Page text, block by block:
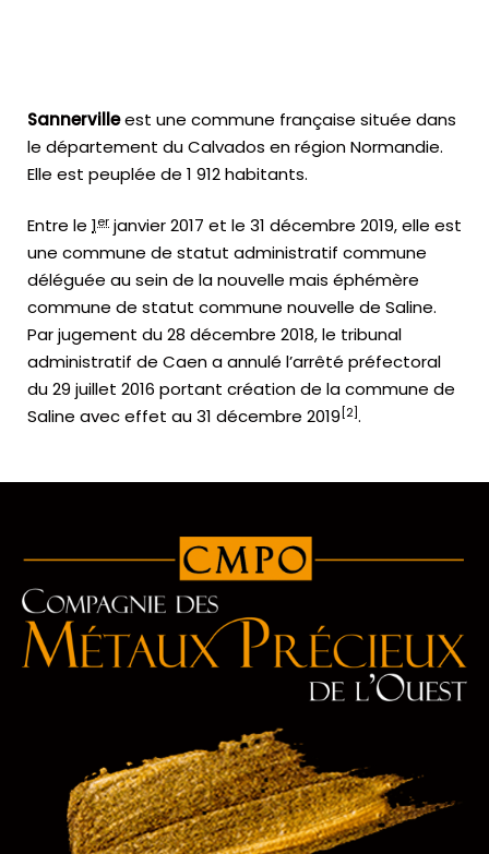
Sannervilleest une commune française située dans
le département du Calvados en région Normandie.
Elle est peuplée de 1 912 habitants.
Entre le 1er janvier 2017 et le 31 décembre 2019, elle est
une commune de statut administratif commune
déléguée au sein de la nouvelle mais éphémère
commune de statut commune nouvelle de Saline.
Par jugement du 28 décembre 2018, le tribunal
administratif de Caen a annulé l’arrêté préfectoral
du 29 juillet 2016 portant création de la commune de
Saline avec effet au 31 décembre 2019[2].